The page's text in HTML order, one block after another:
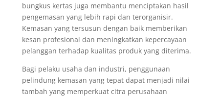
bungkus kertas juga membantu menciptakan hasil
pengemasan yang lebih rapi dan terorganisir.
Kemasan yang tersusun dengan baik memberikan
kesan profesional dan meningkatkan kepercayaan
pelanggan terhadap kualitas produk yang diterima.
Bagi pelaku usaha dan industri, penggunaan
pelindung kemasan yang tepat dapat menjadi nilai
tambah yang memperkuat citra perusahaan